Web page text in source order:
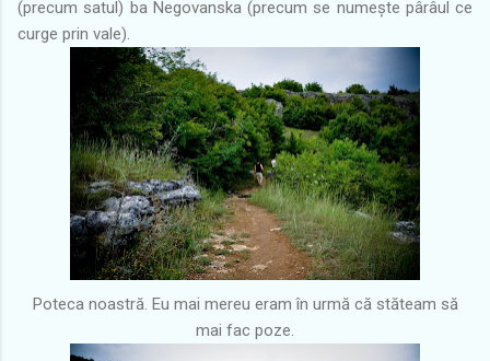
(precum satul) ba Negovanska (precum se numește pârâul ce
curge prin vale).
Poteca noastră. Eu mai mereu eram în urmă că stăteam să
mai fac poze.